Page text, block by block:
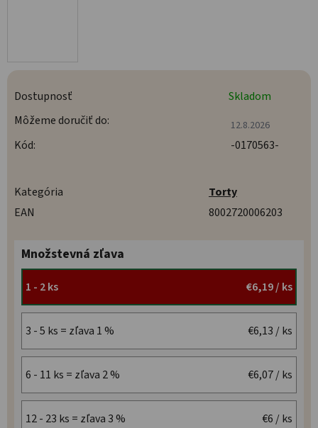
Dostupnosť
Skladom
Môžeme doručiť do:
12.8.2026
Kód: -0170563-
Kategória
Torty
EAN
8002720006203
Množstevná zľava
1 - 2 ks €6,19/ ks
3 - 5 ks = zľava 1 % €6,13 / ks
6 - 11 ks = zľava 2 % €6,07/ ks
12 - 23 ks = zľava 3 % €6 / ks